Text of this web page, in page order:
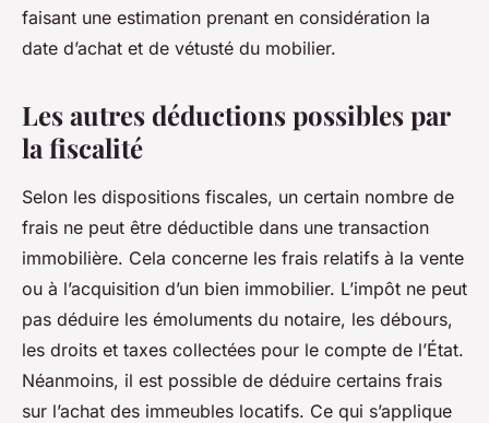
faisant une estimation prenant en considération la
date d’achat et de vétusté du mobilier.
Les autres déductions possibles par
la fiscalité
Selon les dispositions fiscales, un certain nombre de
frais ne peut être déductible dans une transaction
immobilière. Cela concerne les frais relatifs à la vente
ou à l’acquisition d’un bien immobilier. L’impôt ne peut
pas déduire les émoluments du notaire, les débours,
les droits et taxes collectées pour le compte de l’État.
Néanmoins, il est possible de déduire certains frais
sur l’achat des immeubles locatifs. Ce qui s’applique